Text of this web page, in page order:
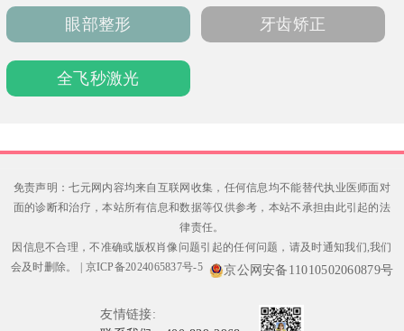
眼部整形 牙齿矫正
全飞秒激光
免责声明：七元网内容均来自互联网收集，任何信息均不能替代执业医师面对
面的诊断和治疗，本站所有信息和数据等仅供参考，本站不承担由此引起的法
律责任。
因信息不合理，不准确或版权肖像问题引起的任何问题，请及时通知我们,我们
会及时删除。
京ICP备2024065837号-5 京公网安备11010502060879号
友情链接: